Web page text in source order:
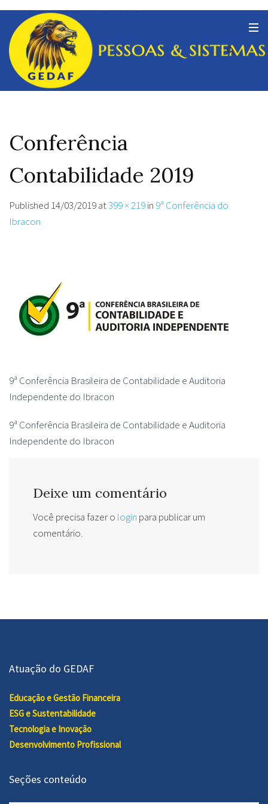
Conferência
Contabilidade 2019
Published 14/03/2019at399 × 219in 9ª Conferência do
Ibracon
9ª Conferência Brasileira de Contabilidade e Auditoria
Independente do Ibracon
9ª Conferência Brasileira de Contabilidade e Auditoria
Independente do Ibracon
Deixe um comentário
Você precisa fazer o login para publicar um
comentário.
Atuação do GEDAF
Educação e Gestão Financeira
ESG e Sustentabilidade
Tecnologia e Inovação
Desenvolvimento Profissional
Seções conteúdo